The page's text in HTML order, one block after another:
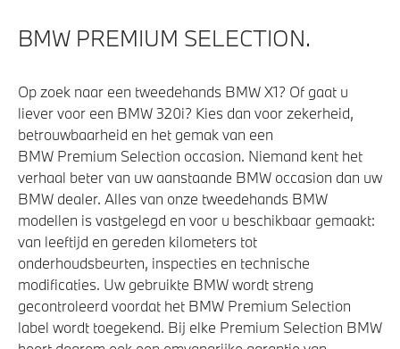
BMW PREMIUM SELECTION.
Op zoek naar een tweedehands BMW X1? Of gaat u
liever voor een BMW 320i? Kies dan voor zekerheid,
betrouwbaarheid en het gemak van een
BMW Premium Selection occasion. Niemand kent het
verhaal beter van uw aanstaande BMW occasion dan uw
BMW dealer. Alles van onze tweedehands BMW
modellen is vastgelegd en voor u beschikbaar gemaakt:
van leeftijd en gereden kilometers tot
onderhoudsbeurten, inspecties en technische
modificaties. Uw gebruikte BMW wordt streng
gecontroleerd voordat het BMW Premium Selection
label wordt toegekend. Bij elke Premium Selection BMW